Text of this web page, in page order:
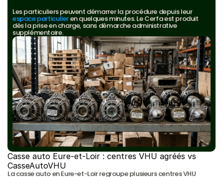
Les particuliers peuvent démarrer la procédure depuis leur
espace particulier en quelques minutes. Le Cerfa est produit
dès la prise en charge, sans démarche administrative
supplémentaire.
Casse auto Eure-et-Loir : centres VHU agréés vs
CasseAutoVHU
La casse auto en Eure-et-Loir regroupe plusieurs centres VHU